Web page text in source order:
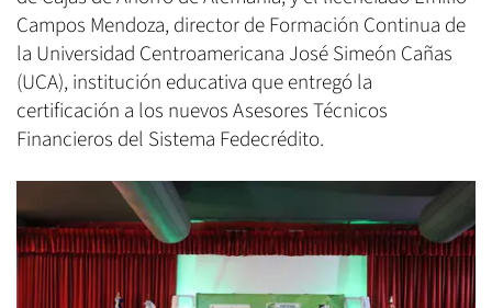
Campos Mendoza, director de Formación Continua de
la Universidad Centroamericana José Simeón Cañas
(UCA), institución educativa que entregó la
certificación a los nuevos Asesores Técnicos
Financieros del Sistema Fedecrédito.